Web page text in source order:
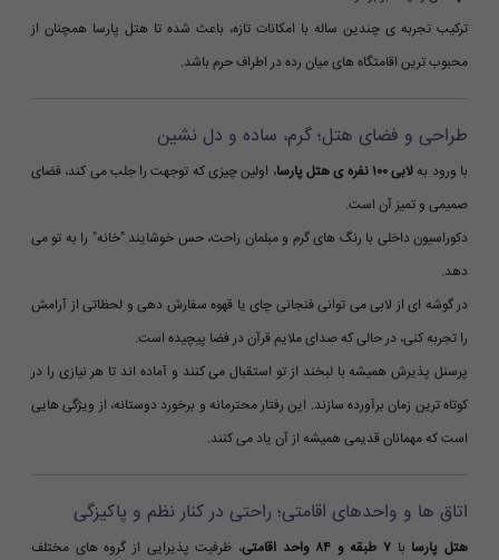
ترکیب تجربه ی چندین ساله با امکانات تازه، باعث شده تا هتل پارسا همچنان از
محبوب ترین اقامتگاه های میان رده در اطراف حرم باشد.
طراحی و فضای هتل؛ گرم، ساده و دل نشین
با ورود به لابی ۱۰۰ نفره ی هتل پارسا
، اولین چیزی که توجهت را جلب می کند، فضای
صمیمی و تمیز آن است.
دکوراسیون داخلی با رنگ های گرم و مبلمان راحت، حس خوشایند "خانه" را به تو می
دهد.
در گوشه ای از لابی می توانی فنجانی چای یا قهوه سفارش دهی و لحظاتی از آرامش
را تجربه کنی، در حالی که صدای ملایم قرآن در فضا پیچیده است.
پرسنل پذیرش همیشه با لبخند از تو استقبال می کنند و آماده اند تا هر نیازی را در
کوتاه ترین زمان برآورده سازند. این رفتار محترمانه و برخورد دوستانه، از ویژگی هایی
است که مهمانان قدیمی همیشه از آن یاد می کنند.
اتاق ها و واحدهای اقامتی؛ راحتی در کنار نظم و پاکیزگی
هتل پارسا با ۷ طبقه و ۸۴ واحد اقامتی
، ظرفیت پذیرایی از گروه های مختلف